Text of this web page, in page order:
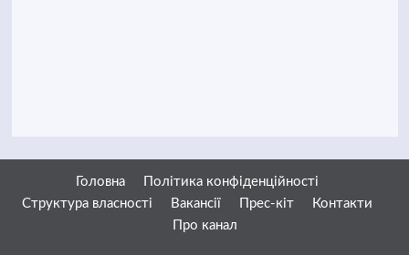
Головна
Політика конфіденційності
Структура власності
Вакансії Прес-кіт
Контакти
Про канал